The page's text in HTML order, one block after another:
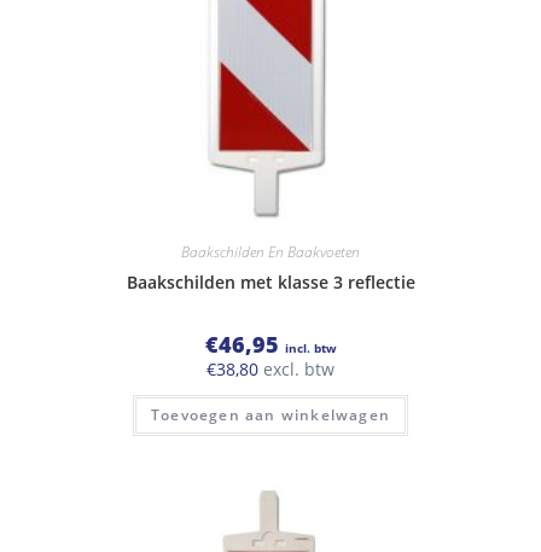
Baakschilden En Baakvoeten
Baakschilden met klasse 3 reflectie
€46,95 incl. btw
€38,80 excl. btw
Toevoegen aan winkelwagen